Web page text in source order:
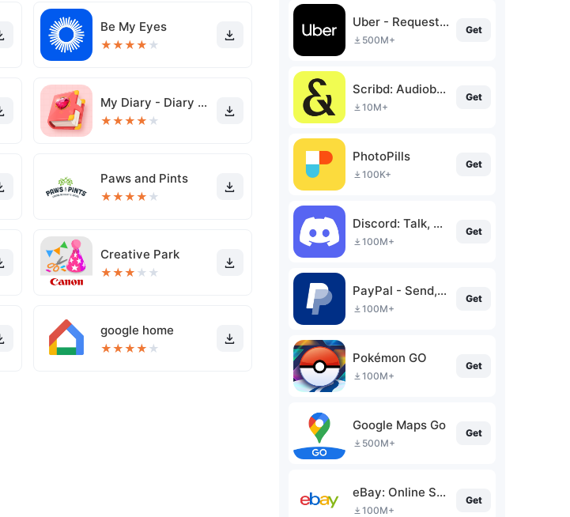
Be My Eyes
★★★★ ★
My Diary - Diary With Lock
★★★★ ★
Paws and Pints
★★★★ ★
Creative Park
★★★ ★ ★
google home
★★★★ ★
Uber - Request a ride
500M+
Get
Scribd: Audiobooks & Ebooks
10M+
Get
PhotoPills
100K+
Get
Discord: Talk, Chat & Hang Out
100M+
Get
PayPal - Send, Shop, Manage
100M+
Get
Pokémon GO
100M+
Get
Google Maps Go
500M+
Get
eBay: Online Shopping Deals
100M+
Get